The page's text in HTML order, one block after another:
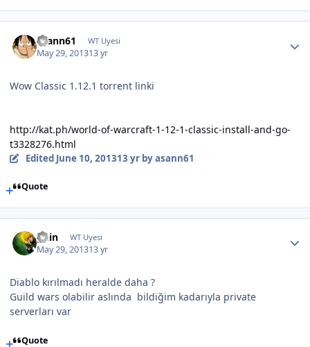
asann61 WT Uyesi
May 29, 201313 yr
Wow Classic 1.12.1 torrent linki
http://kat.ph/world-of-warcraft-1-12-1-classic-install-and-go-
t3328276.html
Edited June 10, 201313 yrby asann61
Quote
guin WT Uyesi
May 29, 201313 yr
Diablo kırılmadı heralde daha ?
Guild wars olabilir aslında bildiğim kadarıyla private
serverları var
Quote